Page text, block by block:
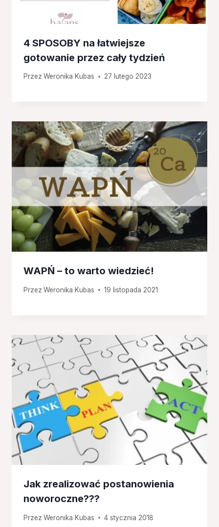
4 SPOSOBY na łatwiejsze
gotowanie przez cały tydzień
Przez Weronika Kubas 27 lutego 2023
WAPŃ – to warto wiedzieć!
Przez Weronika Kubas 19 listopada 2021
Jak zrealizować postanowienia
noworoczne???
Przez Weronika Kubas 4 stycznia 2018